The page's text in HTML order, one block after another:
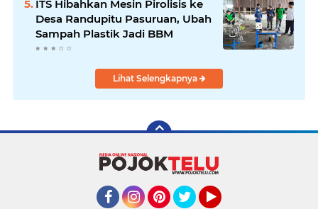
ITS Hibahkan Mesin Pirolisis ke
Desa Randupitu Pasuruan, Ubah
Sampah Plastik Jadi BBM
Lihat Selengkapnya